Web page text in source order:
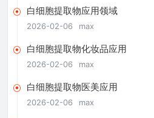
白细胞提取物应用领域
2026-02-06 max
白细胞提取物化妆品应用
2026-02-06 max
白细胞提取物医美应用
2026-02-06 max